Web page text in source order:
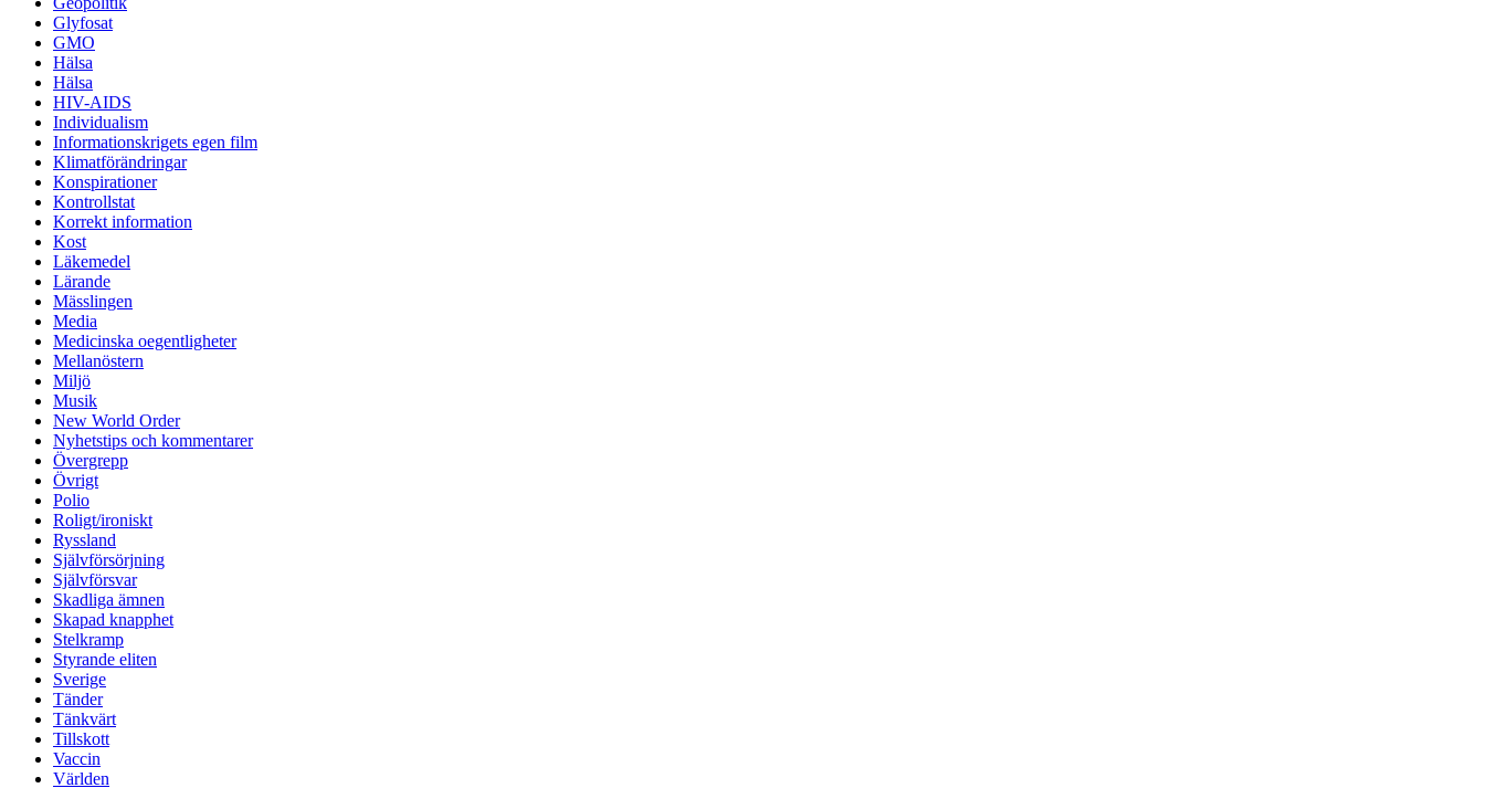
Glyfosat
GMO
Hälsa
Hälsa
HIV-AIDS
Individualism
Informationskrigets egen film
Klimatförändringar
Konspirationer
Kontrollstat
Korrekt information
Kost
Läkemedel
Lärande
Mässlingen
Media
Medicinska oegentligheter
Mellanöstern
Miljö
Musik
New World Order
Nyhetstips och kommentarer
Övergrepp
Övrigt
Polio
Roligt/ironiskt
Ryssland
Självförsörjning
Självförsvar
Skadliga ämnen
Skapad knapphet
Stelkramp
Styrande eliten
Sverige
Tänder
Tänkvärt
Tillskott
Vaccin
Världen